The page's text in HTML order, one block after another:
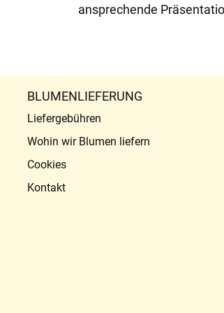
ansprechende
BLUMENLIEFERUNG
Liefergebühren
Wohin wir Blumen liefern
Cookies
Kontakt